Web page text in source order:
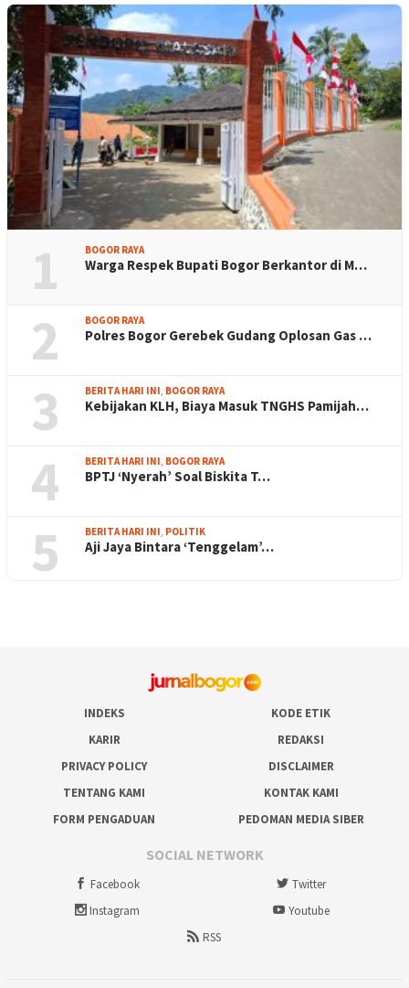
1 BOGOR RAYA
Warga Respek Bupati Bogor Berkantor di M…
2 BOGOR RAYA
Polres Bogor Gerebek Gudang Oplosan Gas …
3 BERITA HARI INI, BOGOR RAYA
Kebijakan KLH, Biaya Masuk TNGHS Pamijah…
4 BERITA HARI INI, BOGOR RAYA
BPTJ ‘Nyerah’ Soal Biskita T…
5 BERITA HARI INI, POLITIK
Aji Jaya Bintara ‘Tenggelam’…
INDEKS
KODE ETIK
KARIR
REDAKSI
PRIVACY POLICY
DISCLAIMER
TENTANG KAMI
KONTAK KAMI
FORM PENGADUAN
PEDOMAN MEDIA SIBER
SOCIAL NETWORK
Facebook
Twitter
Instagram
Youtube
RSS